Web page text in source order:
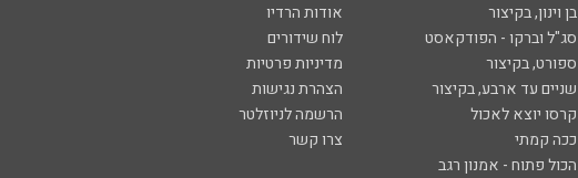
בן וינון, בקיצור
אודות הרדיו
סג"ל וברקו - הפודקאסט
לוח שידורים
ספורט, בקיצור
מדיניות פרטיות
שניים עד ארבע, בקיצור
הצהרת נגישות
קרסו יוצא לאכול
הרשמה לניוזלטר
ככה קמתי
צרו קשר
הכול פתוח - אמנון רגב